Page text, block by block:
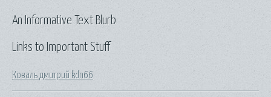
Links to Important Stuff
Коваль дмитрий kdn66
An Informative Text Blurb